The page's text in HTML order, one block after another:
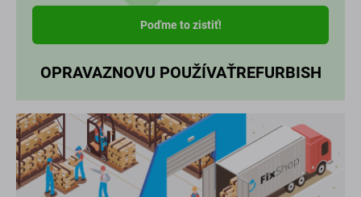
Poďme to zistiť!
OPRAVAZNOVU POUŽÍVAŤREFURBISH